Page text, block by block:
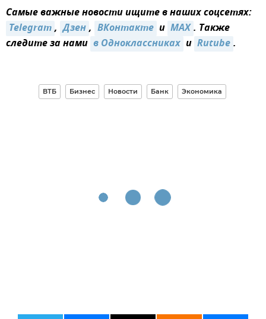
Самые важные новости ищите в наших соцсетях:
Telegram, Дзен, ВКонтакте и MAX. Также
следите за нами в Одноклассниках и Rutube.
ВТБ Бизнес Новости Банк Экономика